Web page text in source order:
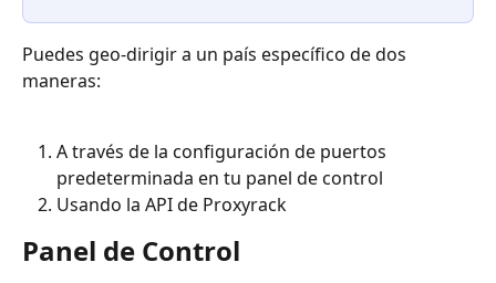
Puedes geo-dirigir a un país específico de dos
maneras:
A través de la configuración de puertos
predeterminada en tu panel de control
Usando la API de Proxyrack
Panel de Control